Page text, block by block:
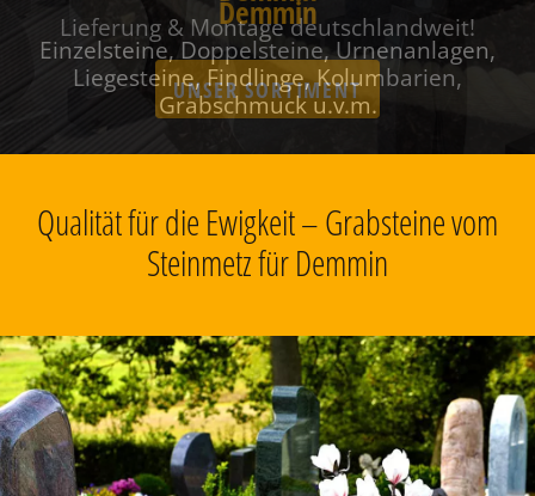
Demmin
Einzelsteine, Doppelsteine, Urnenanlagen,
Liegesteine, Findlinge, Kolumbarien,
Grabschmuck u.v.m.
Qualität für die Ewigkeit – Grabsteine vom
Steinmetz für Demmin